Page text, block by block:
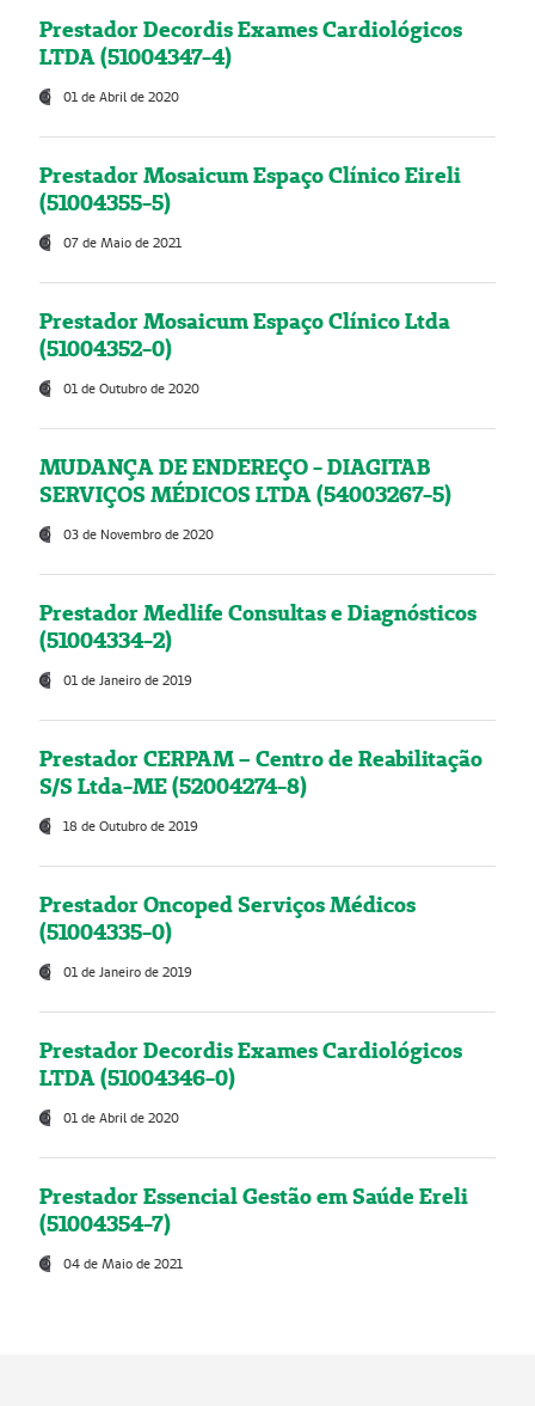
Prestador Decordis Exames Cardiológicos
LTDA (51004347-4)
01 de Abril de 2020
Prestador Mosaicum Espaço Clínico Eireli
(51004355-5)
07 de Maio de 2021
Prestador Mosaicum Espaço Clínico Ltda
(51004352-0)
01 de Outubro de 2020
MUDANÇA DE ENDEREÇO - DIAGITAB
SERVIÇOS MÉDICOS LTDA (54003267-5)
03 de Novembro de 2020
Prestador Medlife Consultas e Diagnósticos
(51004334-2)
01 de Janeiro de 2019
Prestador CERPAM – Centro de Reabilitação
S/S Ltda-ME (52004274-8)
18 de Outubro de 2019
Prestador Oncoped Serviços Médicos
(51004335-0)
01 de Janeiro de 2019
Prestador Decordis Exames Cardiológicos
LTDA (51004346-0)
01 de Abril de 2020
Prestador Essencial Gestão em Saúde Ereli
(51004354-7)
04 de Maio de 2021